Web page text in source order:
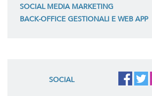
SOCIAL MEDIA MARKETING
BACK-OFFICE GESTIONALI E WEB APP
SOCIAL